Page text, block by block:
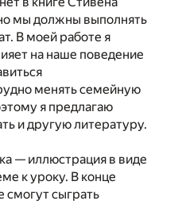
мы должны выполнять
В моей работе я
на наше поведение
менять семейную
я предлагаю
и другую литературу.
— иллюстрация в виде
к уроку. В конце
смогут сыграть